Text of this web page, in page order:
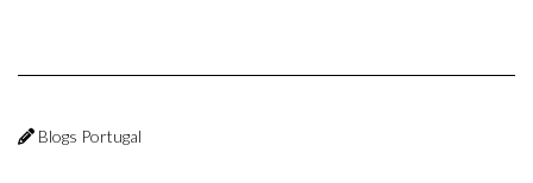
Blogs Portugal